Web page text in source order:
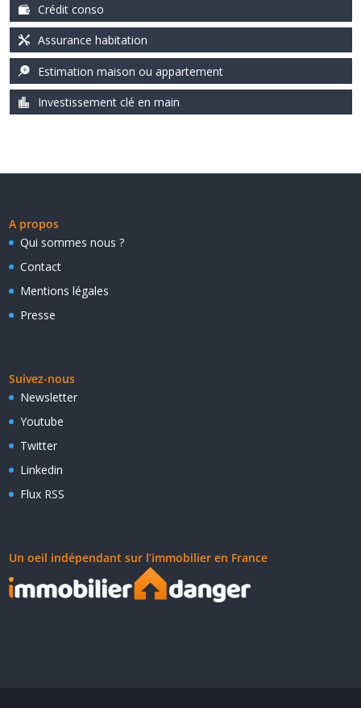
Crédit conso
Assurance habitation
Estimation maison ou appartement
Investissement clé en main
A propos
Qui sommes nous ?
Contact
Mentions légales
Presse
Suivez-nous
Newsletter
Youtube
Twitter
Linkedin
Flux RSS
Un oeil indépendant sur l’immobilier en France